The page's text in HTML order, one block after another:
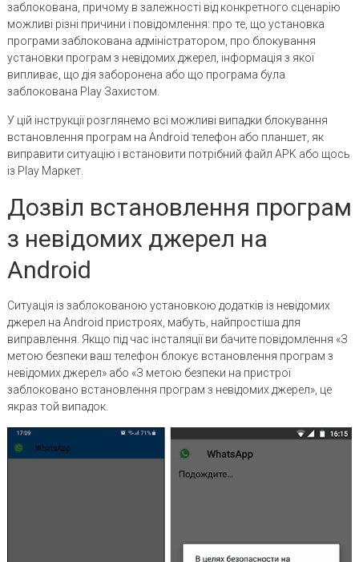
заблокована, причому в залежності від конкретного сценарію
можливі різні причини і повідомлення: про те, що установка
програми заблокована адміністратором, про блокування
установки програм з невідомих джерел, інформація з якої
випливає, що дія заборонена або що програма була
заблокована Play Захистом.
У цій інструкції розглянемо всі можливі випадки блокування
встановлення програм на Android телефон або планшет, як
виправити ситуацію і встановити потрібний файл APK або щось
із Play Маркет.
Дозвіл встановлення програм
з невідомих джерел на
Android
Ситуація із заблокованою установкою додатків із невідомих
джерел на Android пристроях, мабуть, найпростіша для
виправлення. Якщо під час інсталяції ви бачите повідомлення «З
метою безпеки ваш телефон блокує встановлення програм з
невідомих джерел» або «З метою безпеки на пристрої
заблоковано встановлення програм з невідомих джерел», це
якраз той випадок.